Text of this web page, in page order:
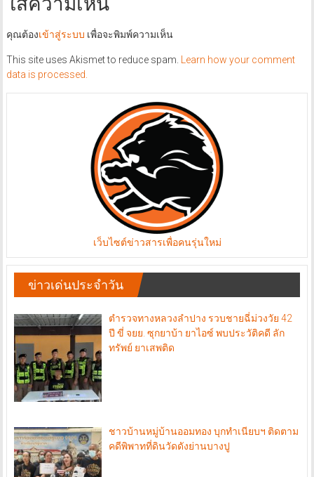
คุณต้องเข้าสู่ระบบ เพื่อจะพิมพ์ความเห็น
This site uses Akismet to reduce spam.
Learn how your comment
data is processed.
เว็บไซต์ข่าวสารเพื่อคนรุ่นใหม่
ข่าวเด่นประจำวัน
ตำรวจทางหลวงลำปาง รวบชายฉี่ม่วงวัย 42
ปี ขี่ จยย. ซุกยาบ้า ยาไอซ์ พบประวัติคดี ลัก
ทรัพย์ ยาเสพติด
ชาวบ้านหมู่บ้านออมทอง บุกทำเนียบฯ ติดตาม
คดีพิพาทที่ดินวัดดังย่านบางปู